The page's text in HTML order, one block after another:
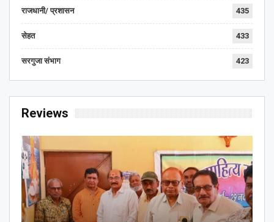
राजधानी/ प्रशासन 435
सेहत 433
सरगुजा संभाग 423
Reviews